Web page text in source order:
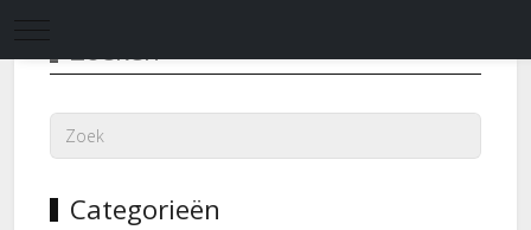
Mobile Menu Toggle
Zoeken
Categorieën